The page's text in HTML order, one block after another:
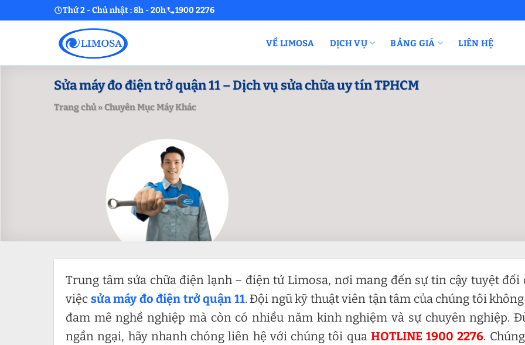
to
Thứ 2 - Chủ nhật : 8h - 20h 1900 2276
VỀ LIMOSA DỊCH VỤ BẢNG GIÁ LIÊN HỆ
Sửa máy đo điện trở quận 11 – Dịch vụ sửa chữa uy tín TPHCM
Trang chủ»Chuyên Mục Máy Khác
Trung tâm sửa chữa điện lạnh – điện tử Limosa, nơi mang đến sự tin cậy tuyệt đối
việc sửa máy đo điện trở quận 11. Đội ngũ kỹ thuật viên tận tâm của chúng tôi
đam mê nghề nghiệp mà còn có nhiều năm kinh nghiệm và sự chuyên nghiệp.
ngần ngại, hãy nhanh chóng liên hệ với chúng tôi qua HOTLINE 1900 2276.